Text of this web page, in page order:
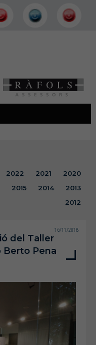
2022 2021
2020
2015 2014
2013
2012
del Taller
Pena
16/11/2018